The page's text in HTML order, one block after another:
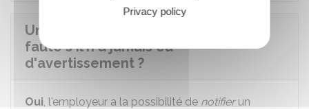
Un salarié peut-il être licencié pour
faute s'il n'a jamais eu
d'avertissement ?
Oui, l'employeur a la possibilité de notifier un
Privacy policy